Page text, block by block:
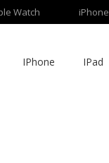
Watch iPhone
IPhone IPad